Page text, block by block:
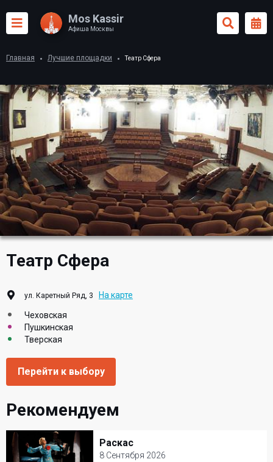
Mos Kassir
Афиша Москвы
Главная Лучшие площадки Театр Сфера
Театр Сфера
ул. Каретный Ряд, 3 На карте
Чеховская
Пушкинская
Тверская
Перейти к выбору
Рекомендуем
Раскас
8 Сентября 2026
Раскас